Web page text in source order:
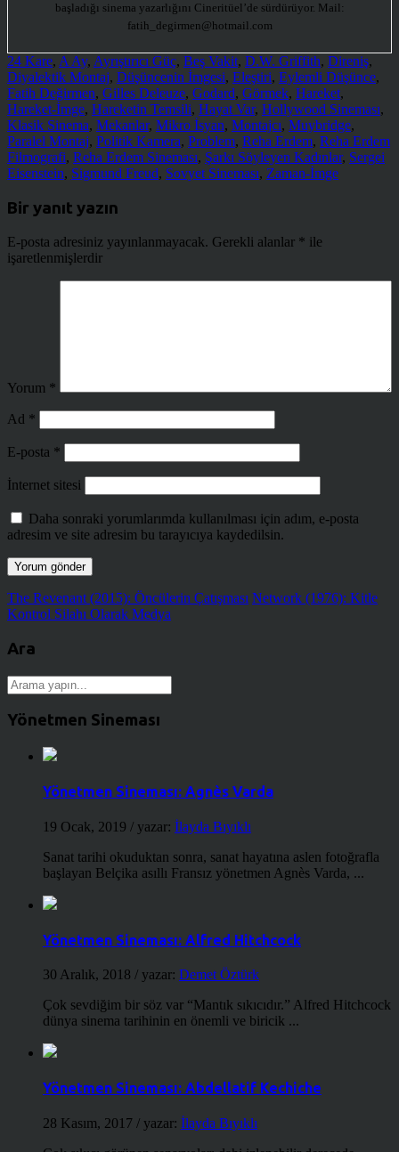
başladığı sinema yazarlığını Cineritüel’de sürdürüyor. Mail:
fatih_degirmen@hotmail.com
24 Kare, A Ay, Ayrıştırıcı Güç, Beş Vakit, D.W. Griffith, Direniş,
Diyalektik Montaj, Düşüncenin İmgesi, Eleştiri, Eylemli Düşünce,
Fatih Değirmen, Gilles Deleuze, Godard, Görmek, Hareket,
Hareket-İmge, Hareketin Temsili, Hayat Var, Hollywood Sineması,
Klasik Sinema, Mekanlar, Mikro İsyan, Montajcı, Muybridge,
Paralel Montaj, Politik Kamera, Problem, Reha Erdem, Reha Erdem
Filmografi, Reha Erdem Sineması, Şarkı Söyleyen Kadınlar, Sergei
Eisenstein, Sigmund Freud, Sovyet Sineması, Zaman-İmge
Bir yanıt yazın
E-posta adresiniz yayınlanmayacak. Gerekli alanlar * ile
işaretlenmişlerdir
Yorum *
Ad *
E-posta *
İnternet sitesi
Daha sonraki yorumlarımda kullanılması için adım, e-posta
adresim ve site adresim bu tarayıcıya kaydedilsin.
The Revenant (2015): Öncülerin Çatışması Network (1976): Kitle
Kontrol Silahı Olarak Medya
Ara
Yönetmen Sineması
Yönetmen Sineması: Agnès Varda
19 Ocak, 2019 / yazar: İlayda Bıyıklı
Sanat tarihi okuduktan sonra, sanat hayatına aslen fotoğrafla
başlayan Belçika asıllı Fransız yönetmen Agnès Varda, ...
Yönetmen Sineması: Alfred Hitchcock
30 Aralık, 2018 / yazar: Demet Öztürk
Çok sevdiğim bir söz var “Mantık sıkıcıdır.” Alfred Hitchcock
dünya sinema tarihinin en önemli ve biricik ...
Yönetmen Sineması: Abdellatif Kechiche
28 Kasım, 2017 / yazar: İlayda Bıyıklı